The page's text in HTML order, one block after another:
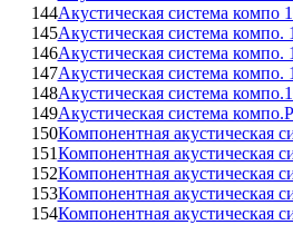
144Акустическая система
145Акустическая система
146Акустическая система
147Акустическая система
148Акустическая система
149Акустическая система
150Компонентная акустическая
151Компонентная акустическая
152Компонентная акустическая
153Компонентная акустическая
154Компонентная акустическая